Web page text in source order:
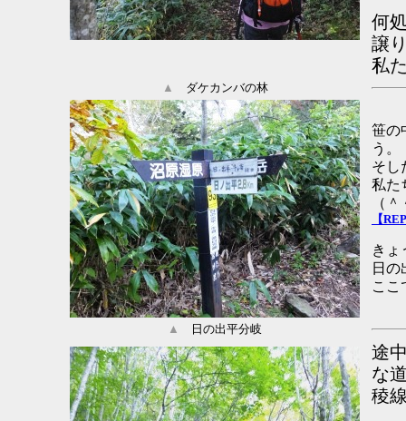
何
譲
私
▲ ダケカンバの林
笹の
う。
そし
私た
（＾
【
きょ
日
ここ
▲ 日の出平分岐
途
な
稜